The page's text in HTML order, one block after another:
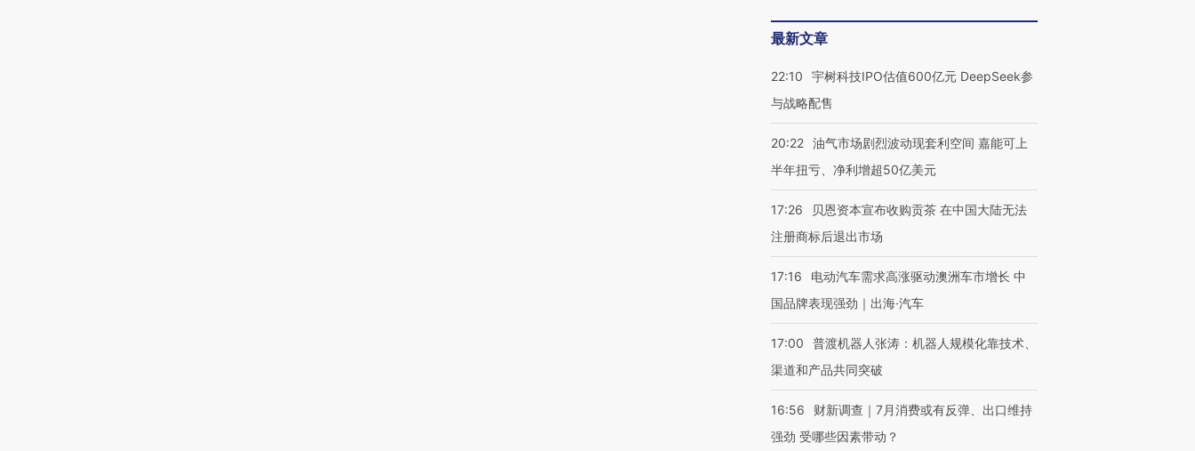
最新文章
22:10
宇树科技IPO估值600亿元 DeepSeek参
与战略配售
20:22 油气市场剧烈波动现套利空间 嘉能可上
半年扭亏、净利增超50亿美元
17:26
贝恩资本宣布收购贡茶 在中国大陆无法
注册商标后退出市场
17:16
电动汽车需求高涨驱动澳洲车市增长 中
国品牌表现强劲｜出海·汽车
17:00
普渡机器人张涛：机器人规模化靠技术、
渠道和产品共同突破
16:56
财新调查｜7月消费或有反弹、出口维持
强劲 受哪些因素带动？